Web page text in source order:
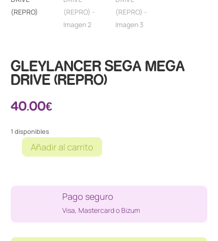
GLEYLANCER SEGA MEGA
DRIVE (REPRO)
40.00€
1 disponibles
GLEYLANCER
DRIVE
Añadir al carrito
Pago seguro
Visa, Mastercard o Bizum